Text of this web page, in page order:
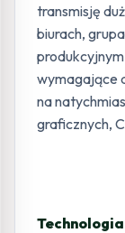
transmisję
biurach,
wymagające
na
graficznych,